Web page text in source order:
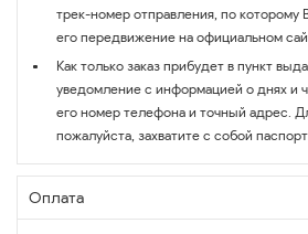
трек-номер отправления, по
его передвижение на официальном
Как только заказ прибудет в пункт
уведомление с информацией о днях и
его номер телефона и точный адрес.
пожалуйста, захватите с собой
Оплата